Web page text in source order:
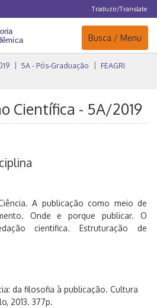
Traduzir/Translate
Navegação
Busca / Menu
5A - Pós-Graduação
FEAGRI
Científica - 5A/2019
A publicação como meio de
Onde e porque publicar. O
cientifica. Estruturação de
da filosofia à publicação. Cultura
2013. 377p.